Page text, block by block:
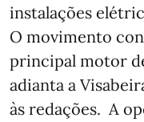
instalações
O movimento
principal motor
adianta a
às redações. A